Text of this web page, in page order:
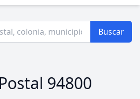
Buscar
94800